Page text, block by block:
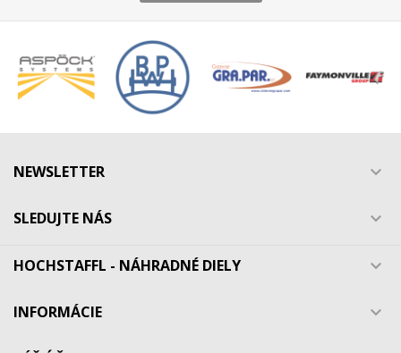
NEWSLETTER 
SLEDUJTE NÁS 
HOCHSTAFFL - NÁHRADNÉ DIELY 
INFORMÁCIE 